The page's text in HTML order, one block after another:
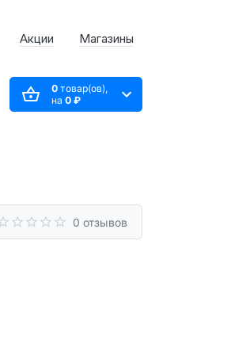
Акции Магазины
0товар(ов),
на 0 ₽
0 отзывов